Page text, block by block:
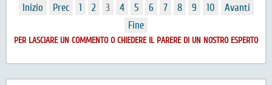
Inizio Prec 1 2 3 4 5 6 7 8 9 10
Avanti
Fine
PER LASCIARE UN COMMENTO O CHIEDERE IL PARERE DI UN NOSTRO ESPERTO